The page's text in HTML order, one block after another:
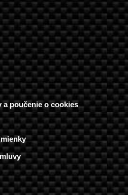
a poučenie o cookies